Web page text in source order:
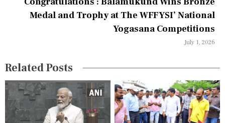
n
Medal and Trophy at The WFFYSI’ National
Yogasana Competitions
July 1, 2026
Related Posts